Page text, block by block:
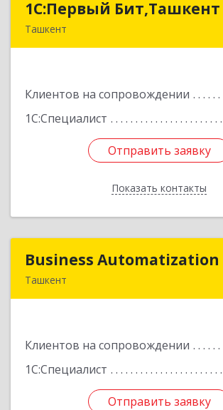
1C:Первый Бит,Ташкент
Ташкент
Клиентов на сопровождении
1С:Специалист
Отправить заявку
Показать контакты
1C:Первый
Отправить заявку
Назад
Business Automatization
Ташкент
Клиентов на сопровождении
1С:Специалист
Отправить заявку
Business
Отправить заявку